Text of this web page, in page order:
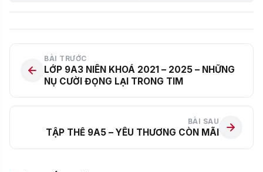
BÀI TRƯỚC
LỚP 9A3 NIÊN KHOÁ 2021 – 2025 – NHỮNG
NỤ CƯỜI ĐỌNG LẠI TRONG TIM
BÀI SAU
TẬP THỂ 9A5 – YÊU THƯƠNG CÒN MÃI